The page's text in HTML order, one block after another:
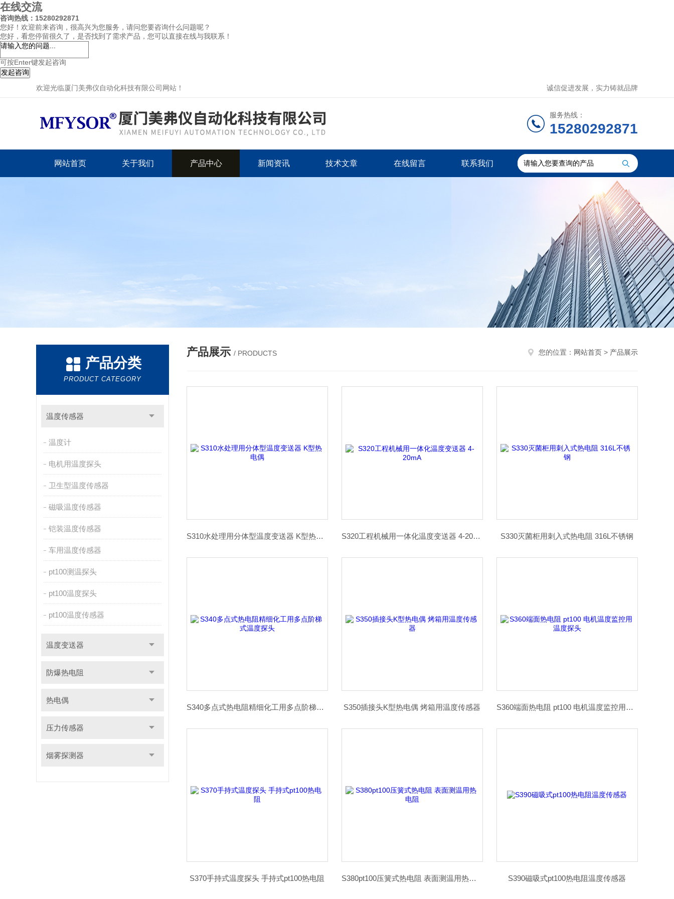
在线交流
咨询热线：15280292871
您好！欢迎前来咨询，很高兴为您服务，请问您要咨询什么问题呢？
您好，看您停留很久了，是否找到了需求产品，您可以直接在线与我联系！
可按Enter键发起咨询
发起咨询
欢迎光临厦门美弗仪自动化科技有限公司网站！
诚信促进发展，实力铸就品牌
服务热线：
15280292871
网站首页 关于我们 产品中心 新闻资讯 技术文章 在线留言 联系我们
产品分类
PRODUCT CATEGORY
温度传感器
温度计
电机用温度探头
卫生型温度传感器
磁吸温度传感器
铠装温度传感器
车用温度传感器
pt100测温探头
pt100温度探头
pt100温度传感器
温度变送器
防爆热电阻
热电偶
压力传感器
烟雾探测器
产品展示 / PRODUCTS 您的位置： 网站首页 > 产品展示
S310水处理用分体型温度变送器 K型热电偶 S320工程机械用一体化温度变送器 4-20mA S330灭菌柜用刺入式热电阻 316L不锈钢
S340多点式热电阻精细化工用多点阶梯式温度探头 S350插接头K型热电偶 烤箱用温度传感器 S360端面热电阻 pt100 电机温度监控用温度探头
S370手持式温度探头 手持式pt100热电阻 S380pt100压簧式热电阻 表面测温用热电阻 S390磁吸式pt100热电阻温度传感器